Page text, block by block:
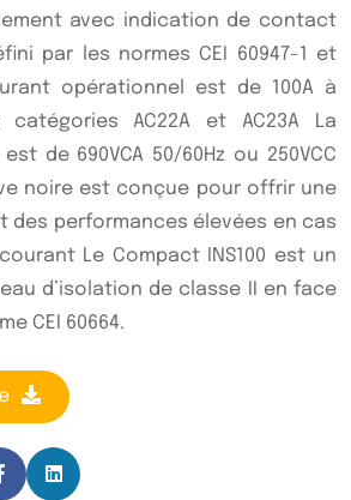
avec indication de contact
par les normes CEI 60947-1 et
opérationnel est de 100A à
catégories AC22A et AC23A La
de 690VCA 50/60Hz ou 250VCC
noire est conçue pour offrir une
des performances élevées en cas
Le Compact INS100 est un
d’isolation de classe II en face
CEI 60664.